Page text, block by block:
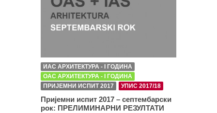
ИАС АРХИТЕКТУРА - I ГОДИНА
ОАС АРХИТЕКТУРА - I ГОДИНА
ПРИЈЕМНИ ИСПИТ 2017
УПИС 2017/18
Пријемни испит 2017 – септембарски
рок: ПРЕЛИМИНАРНИ РЕЗУЛТАТИ